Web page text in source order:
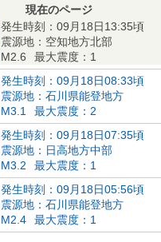
現在のページ
発生時刻：09月18日13:35頃
震源地：空知地方北部
M2.6
最大震度：1
発生時刻：09月18日08:33頃
震源地：石川県能登地方
M3.1
最大震度：2
発生時刻：09月18日07:35頃
震源地：日高地方中部
M3.2
最大震度：1
発生時刻：09月18日05:56頃
震源地：石川県能登地方
M2.4
最大震度：1